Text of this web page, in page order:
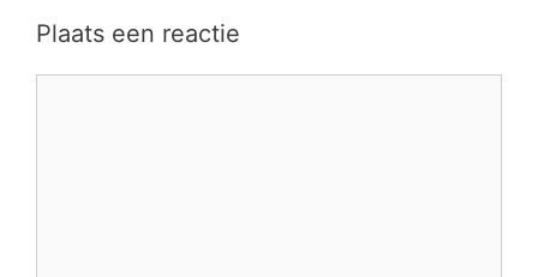
Plaats een reactie